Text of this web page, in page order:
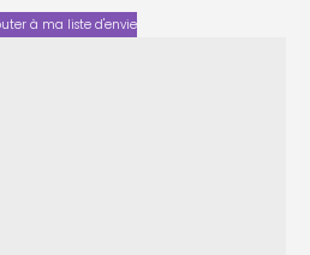
à ma liste d'envie